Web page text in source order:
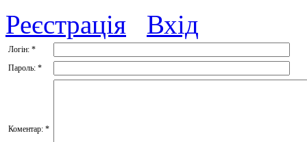
Реєстрація Вхід
Логін: *
Пароль: *
Коментар: *